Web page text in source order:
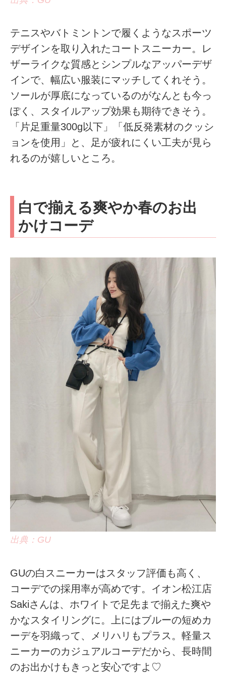
テニスやバトミントンで履くようなスポーツ
デザインを取り入れたコートスニーカー。レ
ザーライクな質感とシンプルなアッパーデザ
インで、幅広い服装にマッチしてくれそう。
ソールが厚底になっているのがなんとも今っ
ぽく、スタイルアップ効果も期待できそう。
「片足重量300g以下」「低反発素材のクッシ
ョンを使用」と、足が疲れにくい工夫が見ら
れるのが嬉しいところ。
白で揃える爽やか春のお出
かけコーデ
出典：GU
GUの白スニーカーはスタッフ評価も高く、
コーデでの採用率が高めです。イオン松江店
Sakiさんは、ホワイトで足先まで揃えた爽や
かなスタイリングに。上にはブルーの短めカ
ーデを羽織って、メリハリもプラス。軽量ス
ニーカーのカジュアルコーデだから、長時間
のお出かけもきっと安心ですよ♡